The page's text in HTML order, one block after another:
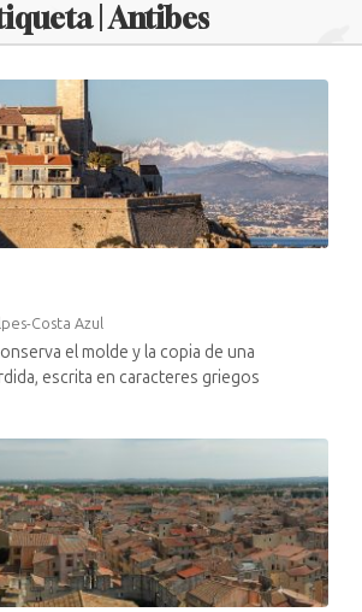
| Antibes
Costa Azul
el molde y la copia de una
escrita en caracteres griegos